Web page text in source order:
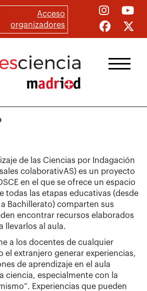
Acceso
organizadores
de las Ciencias por Indagación
colaborativAS) es un proyecto
en el que se ofrece un espacio
todas las etapas educativas (desde
Bachillerato) comparten sus
encontrar recursos elaborados
llevarlos al aula.
a los docentes de cualquier
el extranjero generar experiencias,
de aprendizaje en el aula
ciencia, especialmente con la
Experiencias que pueden